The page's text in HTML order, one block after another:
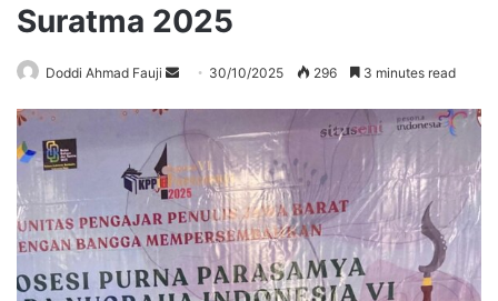
Suratma 2025
Doddi Ahmad Fauji
Send 30/10/2025 296 3 minutes read